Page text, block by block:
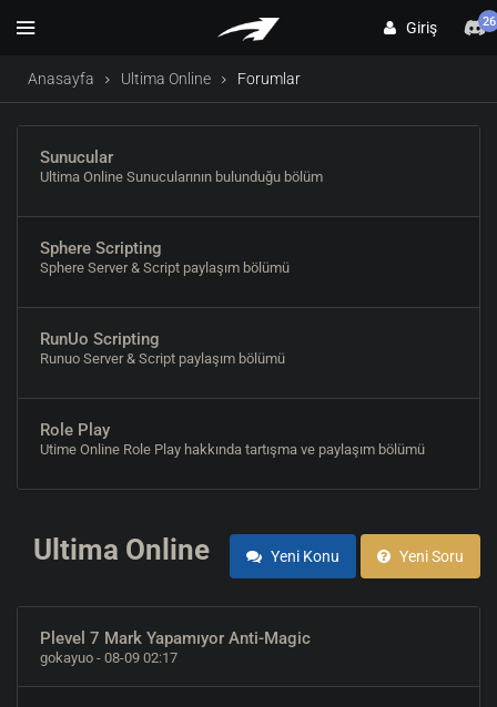
Giriş 26
Anasayfa Ultima Online Forumlar
Sunucular
Ultima Online Sunucularının bulunduğu bölüm
Sphere Scripting
Sphere Server & Script paylaşım bölümü
RunUo Scripting
Runuo Server & Script paylaşım bölümü
Role Play
Utime Online Role Play hakkında tartışma ve paylaşım bölümü
Ultima Online Yeni Konu Yeni Soru
Plevel 7 Mark Yapamıyor Anti-Magic
gokayuo - 08-09 02:17